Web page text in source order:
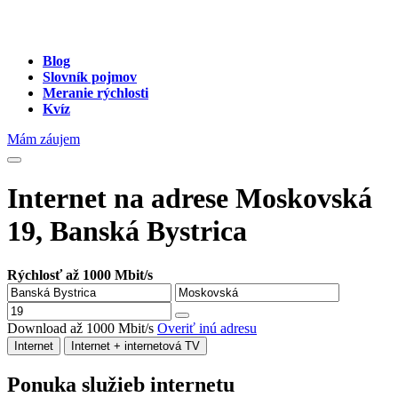
Blog
Slovník pojmov
Meranie rýchlosti
Kvíz
Mám záujem
Internet na adrese Moskovská
19, Banská Bystrica
Rýchlosť až 1000 Mbit/s
Download až 1000 Mbit/s Overiť inú adresu
Internet Internet + internetová TV
Ponuka služieb internetu